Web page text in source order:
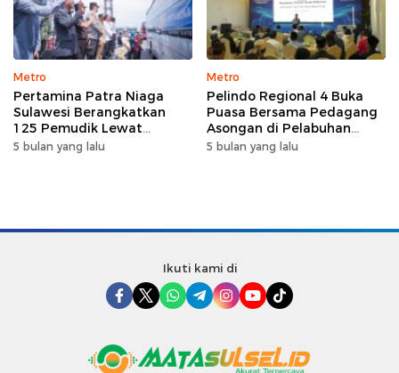
Metro
Pertamina Patra Niaga
Sulawesi Berangkatkan
125 Pemudik Lewat
Program Mudik Gratis
5 bulan yang lalu
Metro
Pelindo Regional 4 Buka
Puasa Bersama Pedagang
Asongan di Pelabuhan
Makassar, Perkuat
5 bulan yang lalu
Ikuti kami di